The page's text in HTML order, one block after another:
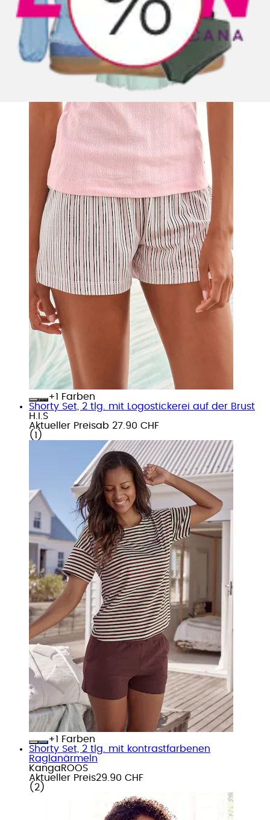
Pyjamashorts im Allover-Druck
s.Oliver
Aktueller Preis19.90 CHF
+
Farben
Shorty Set, 2 tlg. mit Logostickerei auf der Brust
H.I.S
Aktueller Preisab 27.90 CHF
( 1 )
+
Farben
Shorty Set, 2 tlg. mit kontrastfarbenen
Raglanärmeln
KangaROOS
Aktueller Preis29.90 CHF
( 2 )